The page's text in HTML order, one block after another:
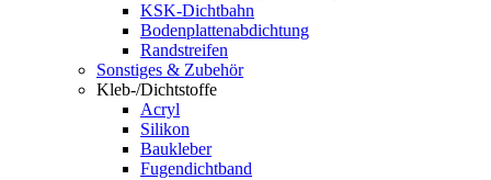
KSK-Dichtbahn
Bodenplattenabdichtung
Randstreifen
Sonstiges & Zubehör
Kleb-/Dichtstoffe
Acryl
Silikon
Baukleber
Fugendichtband